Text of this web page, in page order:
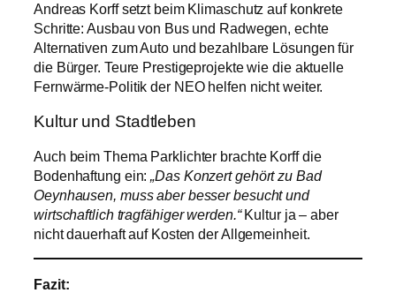
Andreas Korff setzt beim Klimaschutz auf konkrete
Schritte: Ausbau von Bus und Radwegen, echte
Alternativen zum Auto und bezahlbare Lösungen für
die Bürger. Teure Prestigeprojekte wie die aktuelle
Fernwärme-Politik der NEO helfen nicht weiter.
Kultur und Stadtleben
Auch beim Thema Parklichter brachte Korff die
Bodenhaftung ein:„Das Konzert gehört zu Bad
Oeynhausen, muss aber besser besucht und
wirtschaftlich tragfähiger werden.“Kultur ja – aber
nicht dauerhaft auf Kosten der Allgemeinheit.
Fazit: